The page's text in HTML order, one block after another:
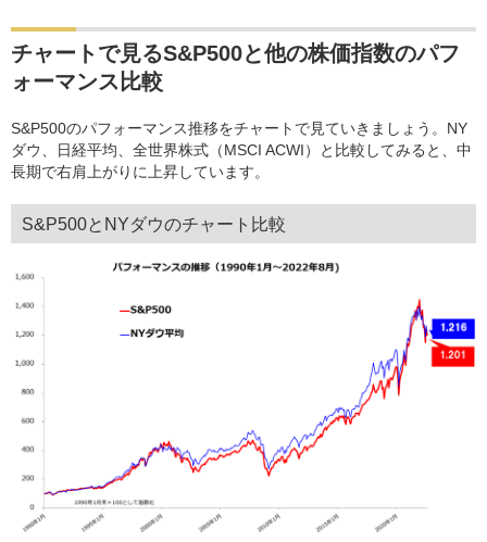
チャートで見るS&P500と他の株価指数のパフ
ォーマンス比較
S&P500のパフォーマンス推移をチャートで見ていきましょう。NY
ダウ、日経平均、全世界株式（MSCI ACWI）と比較してみると、中
長期で右肩上がりに上昇しています。
S&P500とNYダウのチャート比較